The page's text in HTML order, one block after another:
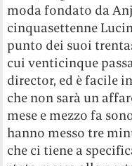
moda fondato da
cinquasettenne
punto dei suoi
cui venticinque
director, ed è facile
che non sarà un
mese e mezzo fa
hanno messo tre
che ci tiene a